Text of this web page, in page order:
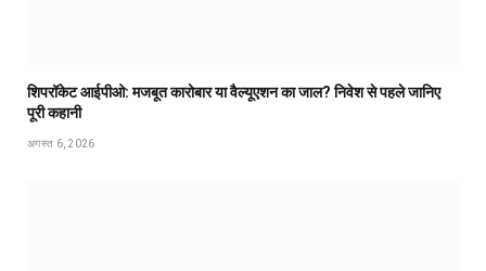
शिपरॉकेट आईपीओ: मजबूत कारोबार या वैल्यूएशन का जाल? निवेश से पहले जानिए
पूरी कहानी
अगस्त 6, 2026